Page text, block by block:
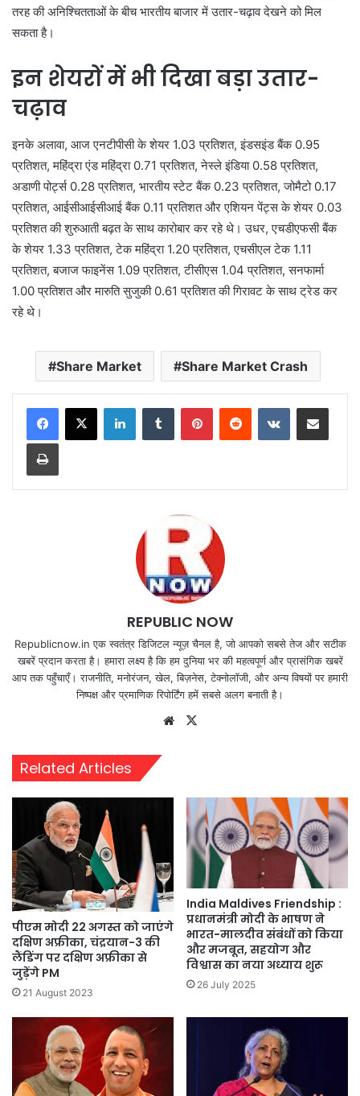
तरह की अनिश्चितताओं के बीच भारतीय बाजार में उतार-चढ़ाव देखने को मिल
सकता है।
इन शेयरों में भी दिखा बड़ा उतार-
चढ़ाव
इनके अलावा, आज एनटीपीसी के शेयर 1.03 प्रतिशत, इंडसइंड बैंक 0.95
प्रतिशत, महिंद्रा एंड महिंद्रा 0.71 प्रतिशत, नेस्ले इंडिया 0.58 प्रतिशत,
अडाणी पोर्ट्स 0.28 प्रतिशत, भारतीय स्टेट बैंक 0.23 प्रतिशत, जोमैटो 0.17
प्रतिशत, आईसीआईसीआई बैंक 0.11 प्रतिशत और एशियन पेंट्स के शेयर 0.03
प्रतिशत की शुरुआती बढ़त के साथ कारोबार कर रहे थे। उधर, एचडीएफसी बैंक
के शेयर 1.33 प्रतिशत, टेक महिंद्रा 1.20 प्रतिशत, एचसीएल टेक 1.11
प्रतिशत, बजाज फाइनेंस 1.09 प्रतिशत, टीसीएस 1.04 प्रतिशत, सनफार्मा
1.00 प्रतिशत और मारुति सुजुकी 0.61 प्रतिशत की गिरावट के साथ ट्रेड कर
रहे थे।
Share Market Share Market Crash
LinkedInTumblr PinterestReddit VKontakteShare via Email
Print
REPUBLIC NOW
Republicnow.in एक स्वतंत्र डिजिटल न्यूज़ चैनल है, जो आपको सबसे तेज और सटीक
खबरें प्रदान करता है। हमारा लक्ष्य है कि हम दुनिया भर की महत्वपूर्ण और प्रासंगिक खबरें
आप तक पहुँचाएँ। राजनीति, मनोरंजन, खेल, बिज़नेस, टेक्नोलॉजी, और अन्य विषयों पर हमारी
निष्पक्ष और प्रमाणिक रिपोर्टिंग हमें सबसे अलग बनाती है।
Website
Related Articles
पीएम मोदी 22 अगस्त को जाएंगे
दक्षिण अफ्रीका, चंद्रयान-3 की
लैंडिंग पर दक्षिण अफ्रीका से
जुड़ेंगे PM
21 August 2023
India Maldives Friendship :
प्रधानमंत्री मोदी के भाषण ने
भारत-मालदीव संबंधों को किया
और मजबूत, सहयोग और
विश्वास का नया अध्याय शुरू
26 July 2025